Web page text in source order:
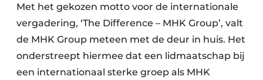
Met het gekozen motto voor de interna­tionale
vergadering, ‘The Difference – MHK Group’, valt
de MHK Group meteen met de deur in huis. Het
onderstreept hiermee dat een lidmaatschap bij
een internationaal sterke groep als MHK